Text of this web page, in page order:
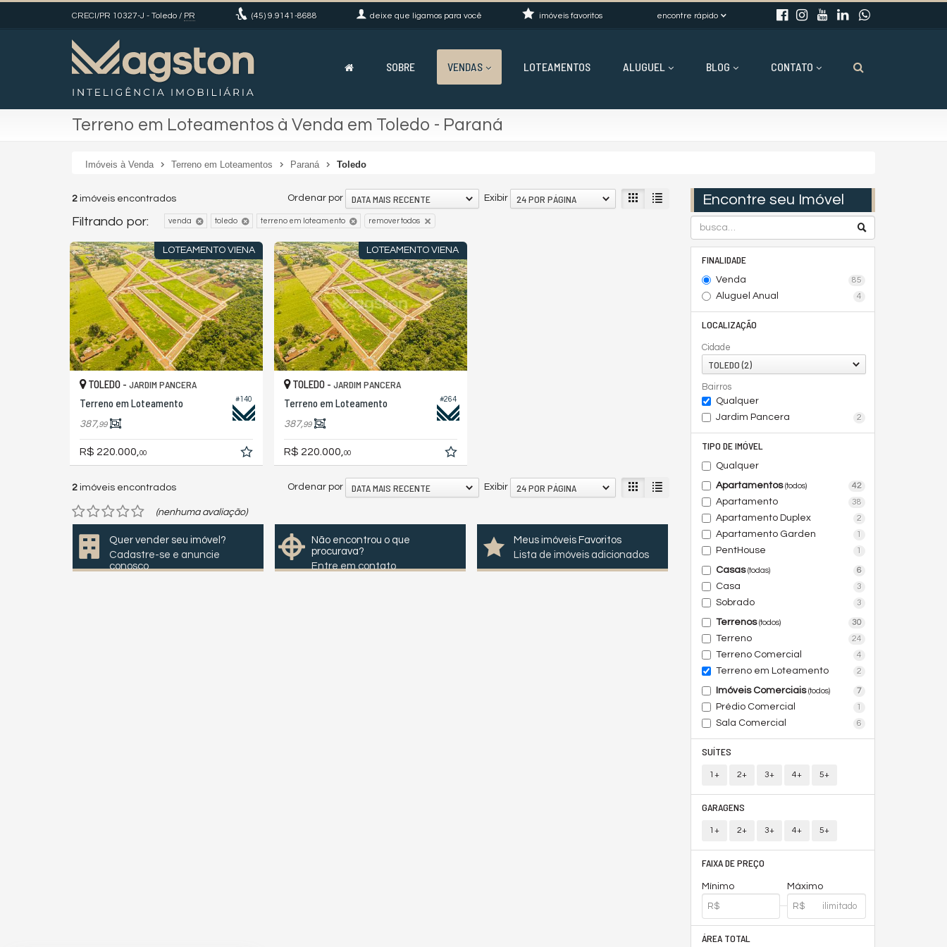
CRECI/PR 10327-J - Toledo / PR (45) 9.9141-8688 deixe que ligamos para você encontre rápido
imóveis favoritos
SOBRE VENDAS LOTEAMENTOS ALUGUEL BLOG CONTATO
Terreno em Loteamentos à Venda em Toledo - Paraná
Imóveis à Venda Terreno em Loteamentos Paraná Toledo
Encontre seu Imóvel
FINALIDADE
Venda 85
Aluguel Anual 4
LOCALIZAÇÃO
Cidade
TOLEDO (2)
Bairros
Qualquer
Jardim Pancera
2
TIPO DE IMÓVEL
Qualquer
Apartamentos(todos) 42
Apartamento 38
Apartamento Duplex 2
Apartamento Garden 1
PentHouse 1
Casas(todas) 6
Casa 3
Sobrado 3
Terrenos(todos) 30
Terreno 24
Terreno Comercial 4
Terreno em Loteamento 2
Imóveis Comerciais(todos) 7
Prédio Comercial 1
Sala Comercial 6
SUÍTES
1+ 2+ 3+ 4+ 5+
GARAGENS
1+ 2+ 3+ 4+ 5+
FAIXA DE PREÇO
Mínimo Máximo
ÁREA TOTAL
2 imóveis encontrados Exibir 24 POR PÁGINA
Ordenar por DATA MAIS RECENTE
Filtrando por: venda toledo terreno em loteamento remover todos
LOTEAMENTO VIENA
#140
TOLEDO - JARDIM PANCERA
Terreno em Loteamento
387,99
R$ 220.000, 00
LOTEAMENTO VIENA
#264
TOLEDO - JARDIM PANCERA
Terreno em Loteamento
387,99
R$ 220.000, 00
2 imóveis encontrados Exibir 24 POR PÁGINA
Ordenar por DATA MAIS RECENTE
(nenhuma avaliação)
Quer vender seu imóvel?
Cadastre-se e anuncie
conosco
Não encontrou o que
procurava?
Entre em contato
Meus imóveis Favoritos
Lista de imóveis adicionados